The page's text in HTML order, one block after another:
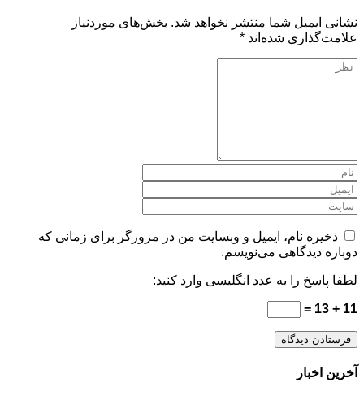
نشانی ایمیل شما منتشر نخواهد شد. بخش‌های موردنیاز
علامت‌گذاری شده‌اند *
ذخیره نام، ایمیل و وبسایت من در مرورگر برای زمانی که
دوباره دیدگاهی می‌نویسم.
لطفا پاسخ را به عدد انگلیسی وارد کنید:
11 + 13 =
آخرین اخبار